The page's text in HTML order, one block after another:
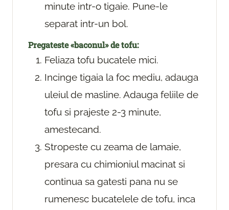
minute intr-o tigaie. Pune-le
separat intr-un bol.
Pregateste «baconul» de tofu:
Feliaza tofu bucatele mici.
Incinge tigaia la foc mediu, adauga
uleiul de masline. Adauga feliile de
tofu si prajeste 2-3 minute,
amestecand.
Stropeste cu zeama de lamaie,
presara cu chimioniul macinat si
continua sa gatesti pana nu se
rumenesc bucatelele de tofu, inca